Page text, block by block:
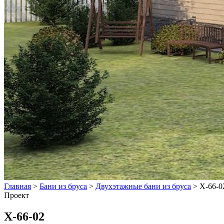
Главная > Бани из бруса > Двухэтажные бани из бруса > Х-66-
Проект
Х-66-02